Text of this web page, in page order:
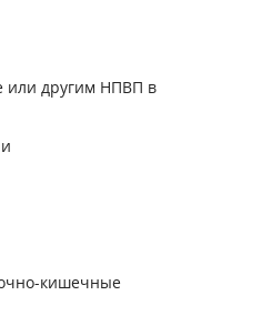
или другим НПВП в
кишечные